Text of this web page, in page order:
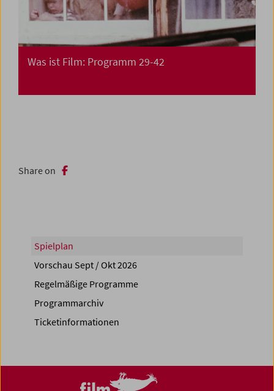
Was ist Film: Programm 29-42
Share on
Spielplan
Vorschau Sept / Okt 2026
Regelmäßige Programme
Programmarchiv
Ticketinformationen